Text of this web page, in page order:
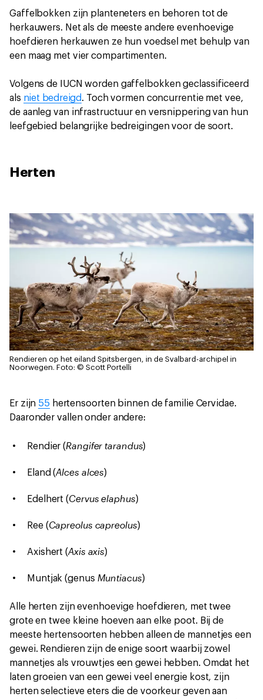
Gaffelbokken zijn planteneters en behoren tot de
herkauwers. Net als de meeste andere evenhoevige
hoefdieren herkauwen ze hun voedsel met behulp van
een maag met vier compartimenten.
Volgens de IUCN worden gaffelbokken geclassificeerd
als niet bedreigd. Toch vormen concurrentie met vee,
de aanleg van infrastructuur en versnippering van hun
leefgebied belangrijke bedreigingen voor de soort.
Herten
Rendieren op het eiland Spitsbergen, in de Svalbard-archipel in
Noorwegen. Foto: © Scott Portelli
Er zijn 55 hertensoorten binnen de familie Cervidae.
Daaronder vallen onder andere:
Rendier (Rangifer tarandus)
Eland (Alces alces)
Edelhert (Cervus elaphus)
Ree (Capreolus capreolus)
Axishert (Axis axis)
Muntjak (genus Muntiacus)
Alle herten zijn evenhoevige hoefdieren, met twee
grote en twee kleine hoeven aan elke poot. Bij de
meeste hertensoorten hebben alleen de mannetjes een
gewei. Rendieren zijn de enige soort waarbij zowel
mannetjes als vrouwtjes een gewei hebben. Omdat het
laten groeien van een gewei veel energie kost, zijn
herten selectieve eters die de voorkeur geven aan